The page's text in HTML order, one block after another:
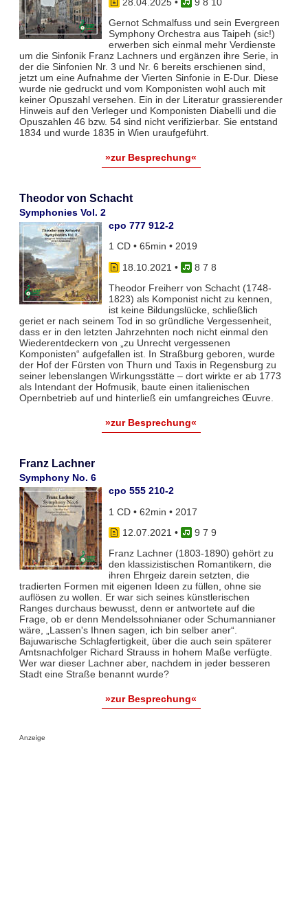
Gernot Schmalfuss und sein Evergreen
Symphony Orchestra aus Taipeh (sic!)
erwerben sich einmal mehr Verdienste
um die Sinfonik Franz Lachners und ergänzen ihre Serie, in
der die Sinfonien Nr. 3 und Nr. 6 bereits erschienen sind,
jetzt um eine Aufnahme der Vierten Sinfonie in E-Dur. Diese
wurde nie gedruckt und vom Komponisten wohl auch mit
keiner Opuszahl versehen. Ein in der Literatur grassierender
Hinweis auf den Verleger und Komponisten Diabelli und die
Opuszahlen 46 bzw. 54 sind nicht verifizierbar. Sie entstand
1834 und wurde 1835 in Wien uraufgeführt.
»zur Besprechung«
Theodor von Schacht
Symphonies Vol. 2
cpo 777 912-2
1 CD • 65min • 2019
18.10.2021 •
8 7 8
Theodor Freiherr von Schacht (1748-
1823) als Komponist nicht zu kennen,
ist keine Bildungslücke, schließlich
geriet er nach seinem Tod in so gründliche Vergessenheit,
dass er in den letzten Jahrzehnten noch nicht einmal den
Wiederentdeckern von „zu Unrecht vergessenen
Komponisten“ aufgefallen ist. In Straßburg geboren, wurde
der Hof der Fürsten von Thurn und Taxis in Regensburg zu
seiner lebenslangen Wirkungsstätte – dort wirkte er ab 1773
als Intendant der Hofmusik, baute einen italienischen
Opernbetrieb auf und hinterließ ein umfangreiches Œuvre.
»zur Besprechung«
Franz Lachner
Symphony No. 6
cpo 555 210-2
1 CD • 62min • 2017
12.07.2021 •
9 7 9
Franz Lachner (1803-1890) gehört zu
den klassizistischen Romantikern, die
ihren Ehrgeiz darein setzten, die
tradierten Formen mit eigenen Ideen zu füllen, ohne sie
auflösen zu wollen. Er war sich seines künstlerischen
Ranges durchaus bewusst, denn er antwortete auf die
Frage, ob er denn Mendelssohnianer oder Schumannianer
wäre, „Lassen's Ihnen sagen, ich bin selber aner“.
Bajuwarische Schlagfertigkeit, über die auch sein späterer
Amtsnachfolger Richard Strauss in hohem Maße verfügte.
Wer war dieser Lachner aber, nachdem in jeder besseren
Stadt eine Straße benannt wurde?
»zur Besprechung«
Anzeige